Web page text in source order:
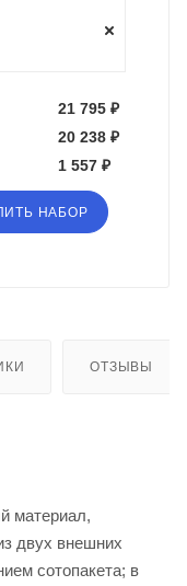
21 795 ₽
20 238 ₽
1 557 ₽
НАБОР
ОТЗЫВЫ
материал,
двух внешних
сотопакета; в